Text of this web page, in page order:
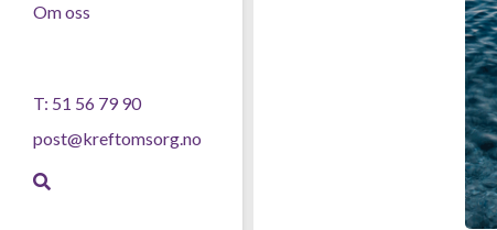
Om oss
T: 51 56 79 90
post@kreftomsorg.no